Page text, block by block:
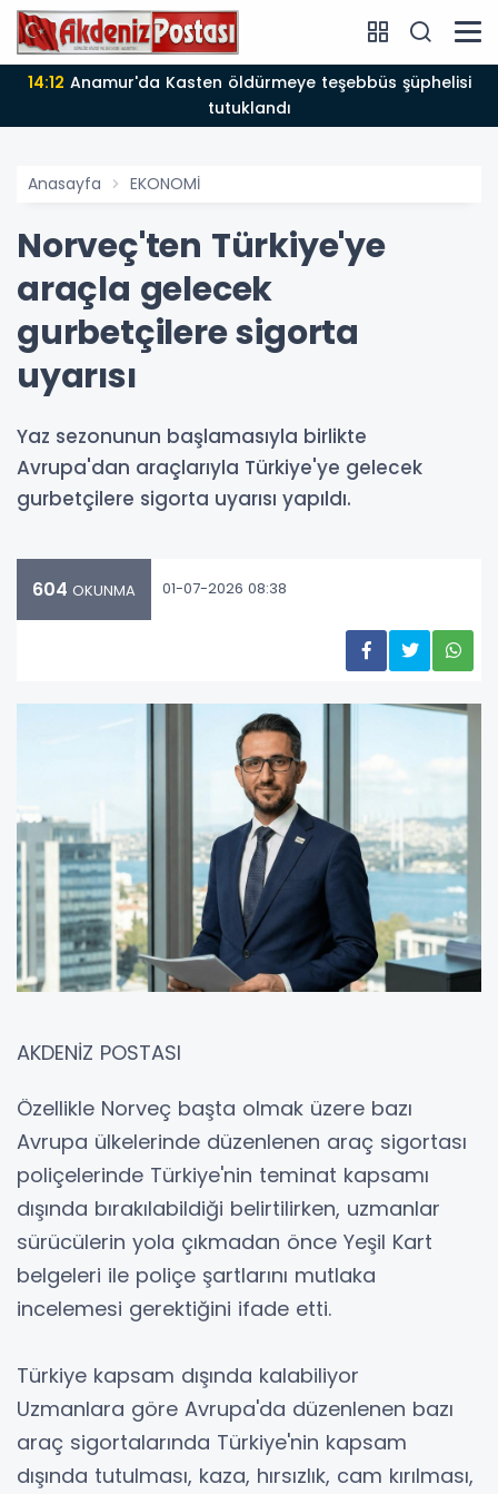
14:12
tutuklandı
Anasayfa EKONOMİ
Norveç'ten Türkiye'ye
araçla gelecek
gurbetçilere sigorta
uyarısı
Yaz sezonunun başlamasıyla birlikte
Avrupa'dan araçlarıyla Türkiye'ye gelecek
gurbetçilere sigorta uyarısı yapıldı.
604 OKUNMA 01-07-2026 08:38
AKDENİZ POSTASI
Özellikle Norveç başta olmak üzere bazı
Avrupa ülkelerinde düzenlenen araç sigortası
poliçelerinde Türkiye'nin teminat kapsamı
dışında bırakılabildiği belirtilirken, uzmanlar
sürücülerin yola çıkmadan önce Yeşil Kart
belgeleri ile poliçe şartlarını mutlaka
incelemesi gerektiğini ifade etti.
Türkiye kapsam dışında kalabiliyor
Uzmanlara göre Avrupa'da düzenlenen bazı
araç sigortalarında Türkiye'nin kapsam
dışında tutulması, kaza, hırsızlık, cam kırılması,